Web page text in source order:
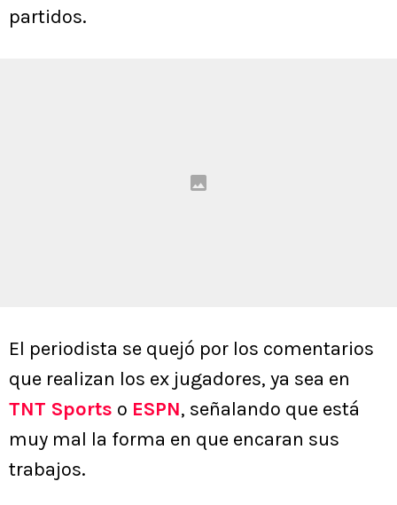
partidos.
El periodista se quejó por los comentarios
que realizan los ex jugadores, ya sea en
TNT Sports o ESPN, señalando que está
muy mal la forma en que encaran sus
trabajos.